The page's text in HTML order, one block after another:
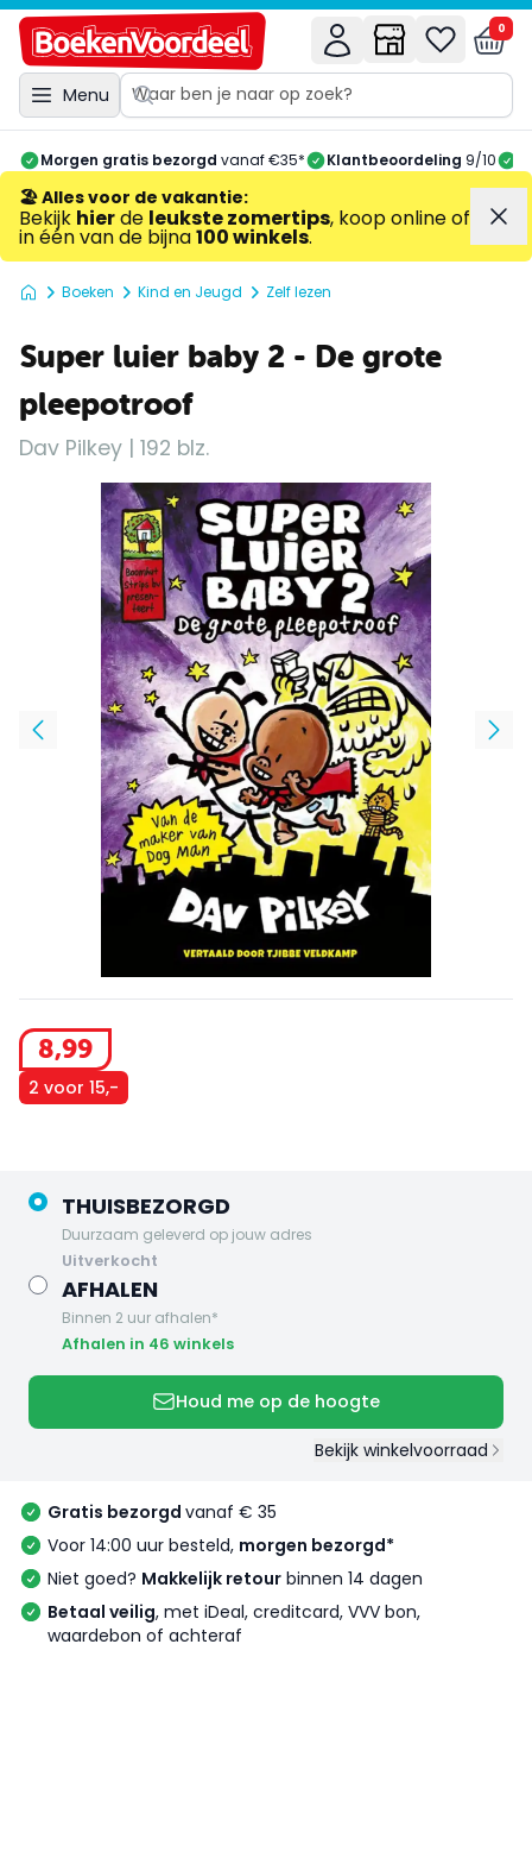
Menu
0
Morgen gratis bezorgd vanaf €35* Klantbeoordeling 9/10
🏖️ Alles voor de vakantie:
Bekijk hierde leukste zomertips, koop online of
in één van de bijna100 winkels.
Boeken Kind en Jeugd Zelf lezen
Super luier baby 2 - De grote
pleepotroof
Dav Pilkey | 192 blz.
8,99
2 voor 15,-
THUISBEZORGD
Duurzaam geleverd op jouw adres
uitverkocht
AFHALEN
Binnen 2 uur afhalen*
Afhalen in 46 winkels
Houd me op de hoogte
Bekijk winkelvoorraad
Gratis bezorgd vanaf € 35
Voor 14:00 uur besteld, morgen bezorgd*
Niet goed? Makkelijk retour binnen 14 dagen
Betaal veilig, met iDeal, creditcard, VVV bon,
waardebon of achteraf